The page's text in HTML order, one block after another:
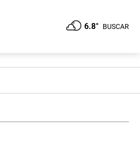
6.8° BUSCAR